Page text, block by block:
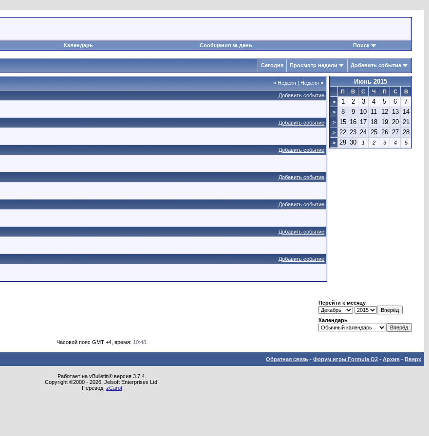
Календарь Сообщения за день Поиск
Сегодня Просмотр недели Добавить событие
« Неделя | Неделя »
Добавить событие
Добавить событие
Добавить событие
Добавить событие
Добавить событие
Добавить событие
Добавить событие
Июнь 2015
П В С Ч П С
В
>
1 2 3 4 5 6 7
> 8 9 10 11 12 13 14
> 15 16 17 18 19 20 21
> 22 23 24 25 26 27 28
> 29 30 1 2 3 4 5
Перейти к месяцу
Календарь
Часовой пояс GMT +4, время: 10:48.
Обратная связь - Форум игры Formula O2 - Архив - Вверх
Работает на vBulletin® версия 3.7.4.
Copyright ©2000 - 2026, Jelsoft Enterprises Ltd.
Перевод: zCarot